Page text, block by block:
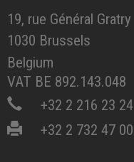
19, rue Général Gratry
1030 Brussels
Belgium
VAT BE 892.143.048
+32 2 216 23 24
+32 2 732 47 00